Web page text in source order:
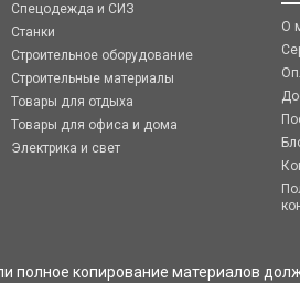
Спецодежда и СИЗ
Станки
Строительное оборудование
Строительные материалы
Товары для отдыха
Товары для офиса и дома
Электрика и свет
О
копирование материалов